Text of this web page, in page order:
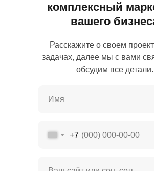
комплексный
вашего
Расскажите о своем
задачах, далее мы с вами
обсудим все детали.
+7